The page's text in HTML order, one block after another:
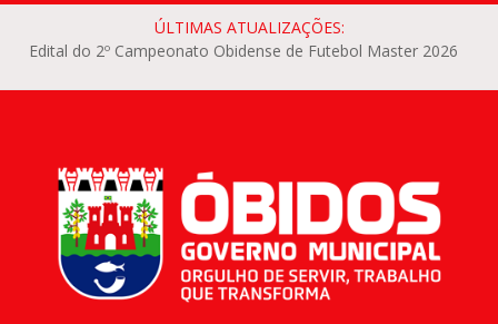
ÚLTIMAS ATUALIZAÇÕES:
Edital do 2º Campeonato Obidense de Futebol Master 2026